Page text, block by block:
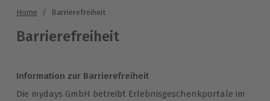
Home / Barrierefreiheit
Barrierefreiheit
Information zur Barrierefreiheit
Die mydays GmbH betreibt Erlebnisgeschenkportale im